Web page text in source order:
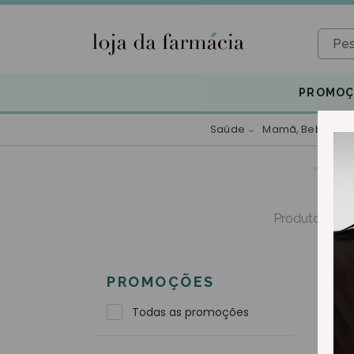
Saúde Toggle dropdown
Mamã, Bebé e
Produtos
PROMOÇÕES
Todas as promoções